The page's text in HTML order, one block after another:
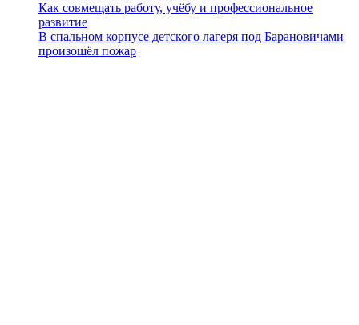
Как совмещать работу, учёбу и профессиональное
развитие
В спальном корпусе детского лагеря под Барановичами
произошёл пожар